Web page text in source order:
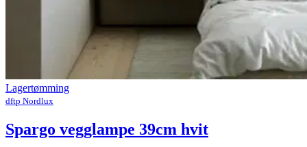
Lagertømming
dftp Nordlux
Spargo vegglampe 39cm hvit